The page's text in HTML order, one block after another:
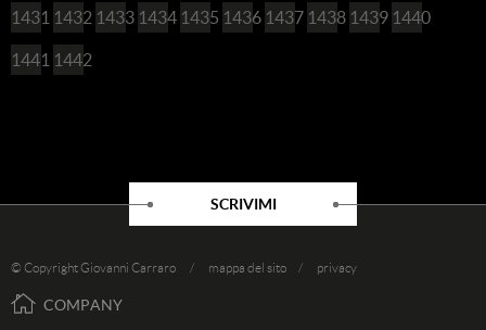
1431 1432 1433 1434 1435 1436 1437 1438 1439 1440
1441 1442
SCRIVIMI
© Copyright Giovanni Carraro / mappa del sito / privacy
COMPANY